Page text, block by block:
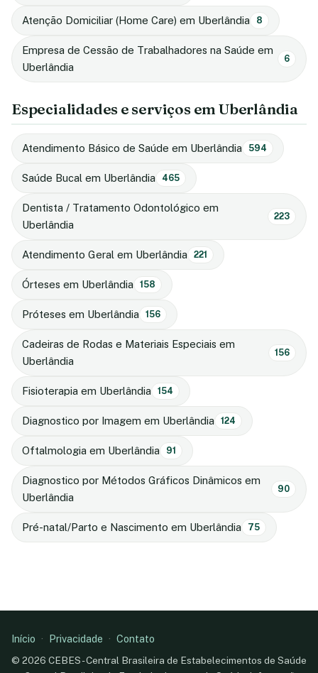
Atenção Domiciliar (Home Care) em Uberlândia 8
Empresa de Cessão de Trabalhadores na Saúde em
Uberlândia
6
Especialidades e serviços em Uberlândia
Atendimento Básico de Saúde em Uberlândia 594
Saúde Bucal em Uberlândia 465
Dentista / Tratamento Odontológico em
Uberlândia
223
Atendimento Geral em Uberlândia 221
Órteses em Uberlândia 158
Próteses em Uberlândia 156
Cadeiras de Rodas e Materiais Especiais em
Uberlândia
156
Fisioterapia em Uberlândia 154
Diagnostico por Imagem em Uberlândia 124
Oftalmologia em Uberlândia 91
Diagnostico por Métodos Gráficos Dinâmicos em
Uberlândia
90
Pré-natal/Parto e Nascimento em Uberlândia 75
Início · Privacidade · Contato
© 2026 CEBES - Central Brasileira de Estabelecimentos de Saúde